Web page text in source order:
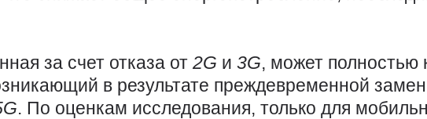
за счет отказа от 2G и 3G, может полностью
в результате преждевременной
. По оценкам исследования, только для